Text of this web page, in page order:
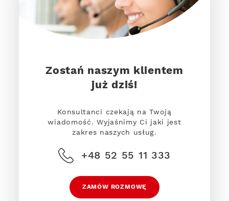
Zostań naszym klientem
już dziś!
Konsultanci czekają na Twoją
wiadomość. Wyjaśnimy Ci jaki jest
zakres naszych usług.
+48 52 55 11 333
ZAMÓW ROZMOWĘ